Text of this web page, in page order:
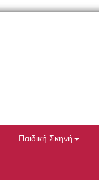
Παιδική Σκηνή